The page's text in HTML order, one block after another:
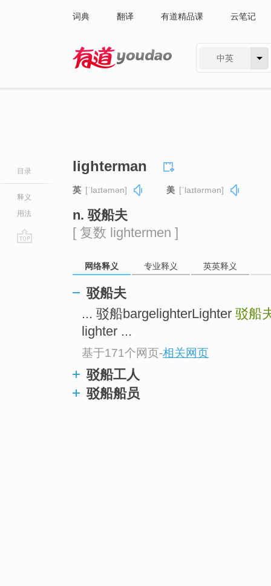
词典 翻译 有道精品课 云笔记
中英
目录
释义
用法
lighterman
英 [ˈlaɪtəmən] 美 [ˈlaɪtərmən]
n. 驳船夫
[ 复数 lightermen ]
网络释义 专业释义 英英释义
驳船夫
... 驳船bargelighterLighter 驳船
lighter ...
基于171个网页-相关网页
驳船工人
驳船船员